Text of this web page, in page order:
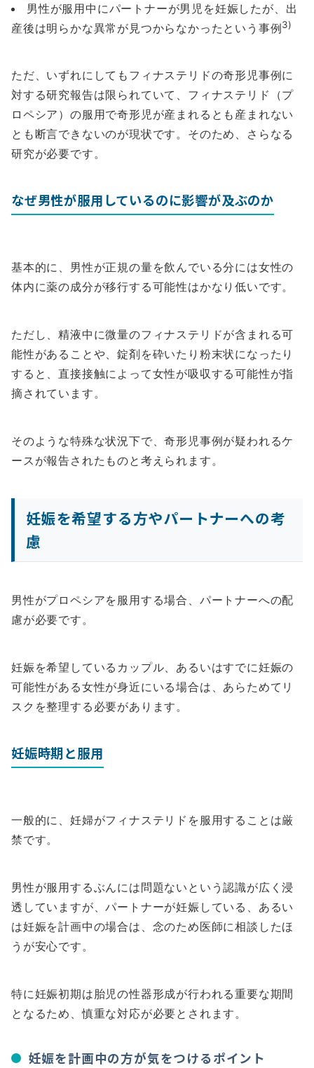
男性が服用中にパートナーが男児を妊娠したが、出
産後は明らかな異常が見つからなかったという事例3)
ただ、いずれにしてもフィナステリドの奇形児事例に
対する研究報告は限られていて、フィナステリド（プ
ロペシア）の服用で奇形児が産まれるとも産まれない
とも断言できないのが現状です。そのため、さらなる
研究が必要です。
なぜ男性が服用しているのに影響が及ぶのか
基本的に、男性が正規の量を飲んでいる分には女性の
体内に薬の成分が移行する可能性はかなり低いです。
ただし、精液中に微量のフィナステリドが含まれる可
能性があることや、錠剤を砕いたり粉末状になったり
すると、直接接触によって女性が吸収する可能性が指
摘されています。
そのような特殊な状況下で、奇形児事例が疑われるケ
ースが報告されたものと考えられます。
妊娠を希望する方やパートナーへの考
慮
男性がプロペシアを服用する場合、パートナーへの配
慮が必要です。
妊娠を希望しているカップル、あるいはすでに妊娠の
可能性がある女性が身近にいる場合は、あらためてリ
スクを整理する必要があります。
妊娠時期と服用
一般的に、妊婦がフィナステリドを服用することは厳
禁です。
男性が服用するぶんには問題ないという認識が広く浸
透していますが、パートナーが妊娠している、あるい
は妊娠を計画中の場合は、念のため医師に相談したほ
うが安心です。
特に妊娠初期は胎児の性器形成が行われる重要な期間
となるため、慎重な対応が必要とされます。
妊娠を計画中の方が気をつけるポイント